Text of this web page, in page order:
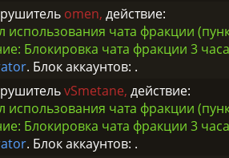
omen, действие:
чата фракции
Блокировка чата фракции 3 часа
. Блок аккаунтов: .
vSmetane, действие:
чата фракции
Блокировка чата фракции 3 часа
. Блок аккаунтов: .